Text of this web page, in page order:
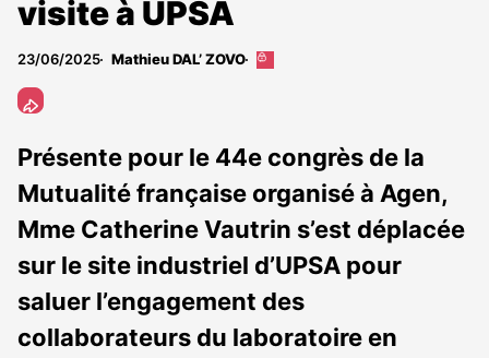
visite à UPSA
23/06/2025 Mathieu DAL’ ZOVO
Cet
abonnés
Présente pour le 44e congrès de la
Mutualité française organisé à Agen,
Mme Catherine Vautrin s’est déplacée
sur le site industriel d’UPSA pour
saluer l’engagement des
collaborateurs du laboratoire en